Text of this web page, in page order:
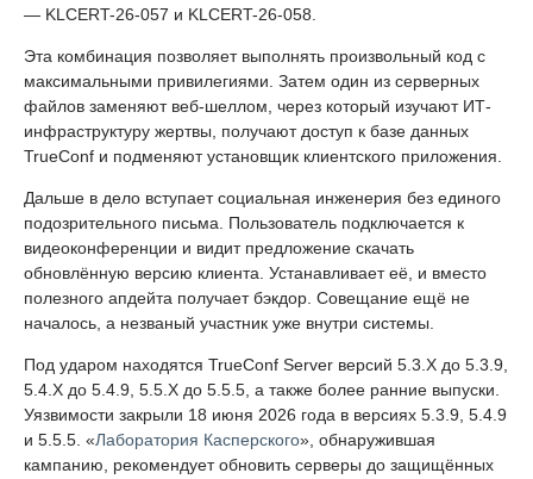
— KLCERT-26-057 и KLCERT-26-058.
Эта комбинация позволяет выполнять произвольный код с
максимальными привилегиями. Затем один из серверных
файлов заменяют веб-шеллом, через который изучают ИТ-
инфраструктуру жертвы, получают доступ к базе данных
TrueConf и подменяют установщик клиентского приложения.
Дальше в дело вступает социальная инженерия без единого
подозрительного письма. Пользователь подключается к
видеоконференции и видит предложение скачать
обновлённую версию клиента. Устанавливает её, и вместо
полезного апдейта получает бэкдор. Совещание ещё не
началось, а незваный участник уже внутри системы.
Под ударом находятся TrueConf Server версий 5.3.X до 5.3.9,
5.4.X до 5.4.9, 5.5.X до 5.5.5, а также более ранние выпуски.
Уязвимости закрыли 18 июня 2026 года в версиях 5.3.9, 5.4.9
и 5.5.5. «Лаборатория Касперского», обнаружившая
кампанию, рекомендует обновить серверы до защищённых